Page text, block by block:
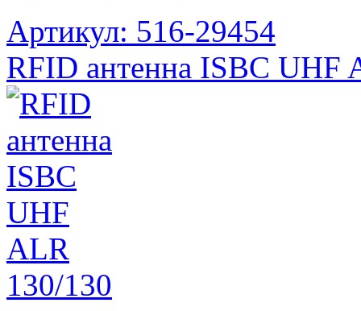
Артикул: 516-29454
RFID антенна ISBC UHF